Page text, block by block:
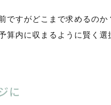
ですがどこまで求めるのか
算内に収まるように賢く選
に